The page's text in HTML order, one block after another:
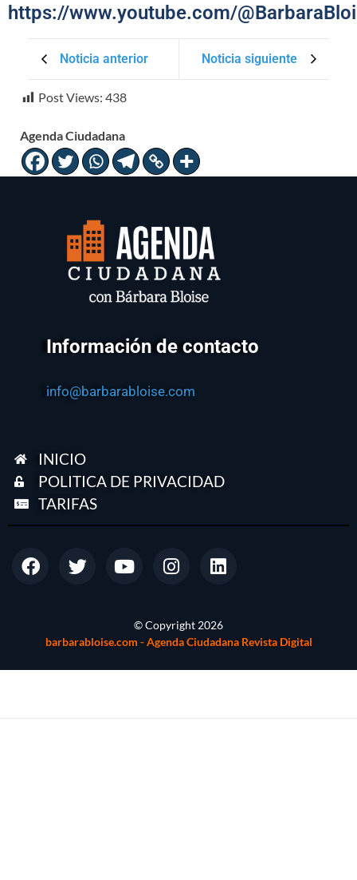
https://www.youtube.com/
Noticia anterior Noticia siguiente
Post Views: 438
Agenda Ciudadana
Información de contacto
info@barbarabloise.com
INICIO
POLITICA DE PRIVACIDAD
TARIFAS
© Copyright2026
barbarabloise.com - Agenda Ciudadana Revista Digital